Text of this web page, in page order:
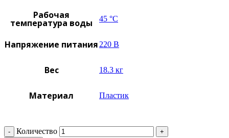
Рабочая
температура воды 45 °C
Напряжение питания 220 В
Вес 18.3 кг
Материал Пластик
Количество